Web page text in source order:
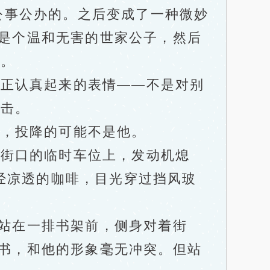
公办的。之后变成了一种微妙
个温和无害的世家公子，然后
认真起来的表情——不是对别
。
降的可能不是他。
的临时车位上，发动机熄
透的咖啡，目光穿过挡风玻
一排书架前，侧身对着街
和他的形象毫无冲突。但站